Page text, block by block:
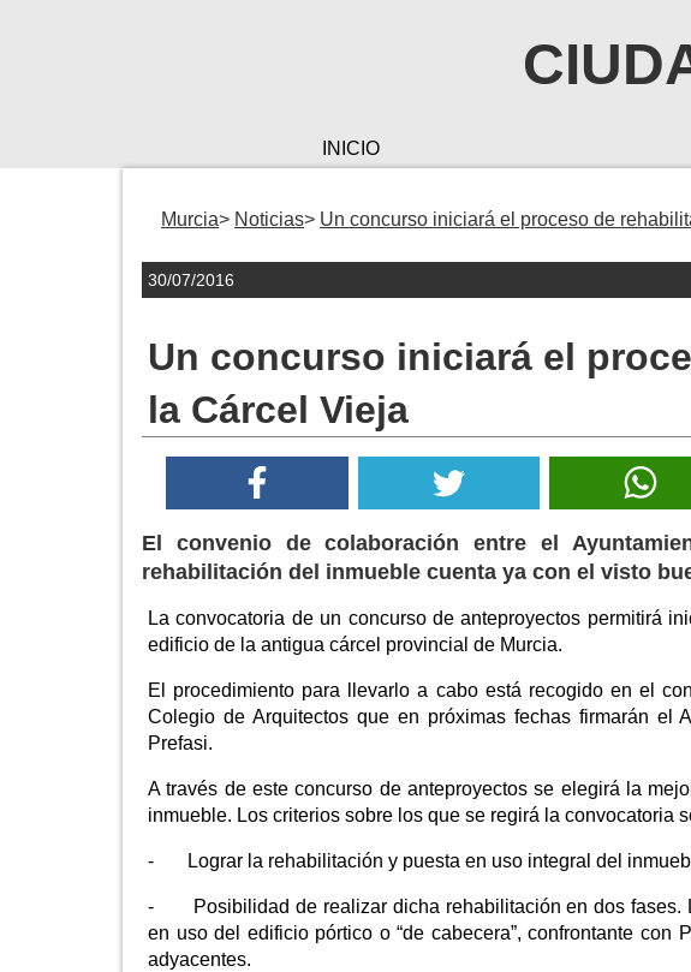
INICIO
Murcia Noticias Un concurso iniciará el proceso de
30/07/2016
Un concurso iniciará el
la Cárcel Vieja
El convenio de colaboración entre el
rehabilitación del inmueble cuenta ya con el visto
La convocatoria de un concurso de anteproyectos permitirá
edificio de la antigua cárcel provincial de Murcia.
El procedimiento para llevarlo a cabo está recogido en el
Colegio de Arquitectos que en próximas fechas firmarán el
Prefasi.
A través de este concurso de anteproyectos se elegirá la
inmueble. Los criterios sobre los que se regirá la convocatoria
- Lograr la rehabilitación y puesta en uso integral del
- Posibilidad de realizar dicha rehabilitación en dos fases.
en uso del edificio pórtico o “de cabecera”, confrontante
adyacentes.